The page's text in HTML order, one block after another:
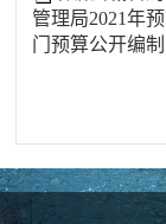
管理局2021年
门预算公开编